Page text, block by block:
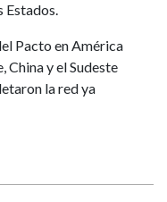
Estados.
Pacto en América
y el Sudeste
la red ya